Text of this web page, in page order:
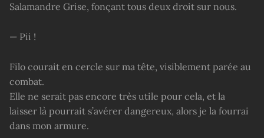
Salamandre Grise, fonçant tous deux droit sur nous.
— Pii !
Filo courait en cercle sur ma tête, visiblement parée au
combat.
Elle ne serait pas encore très utile pour cela, et la
laisser là pourrait s’avérer dangereux, alors je la fourrai
dans mon armure.